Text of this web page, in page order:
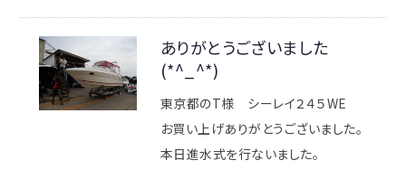
ありがとうございました
(*^_^*)
東京都のT様 シーレイ２４５WE
お買い上げありがとうございました。
本日進水式を行ないました。